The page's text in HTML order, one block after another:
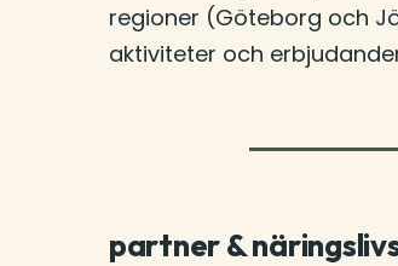
regioner (Göteborg och
aktiviteter och
partner &